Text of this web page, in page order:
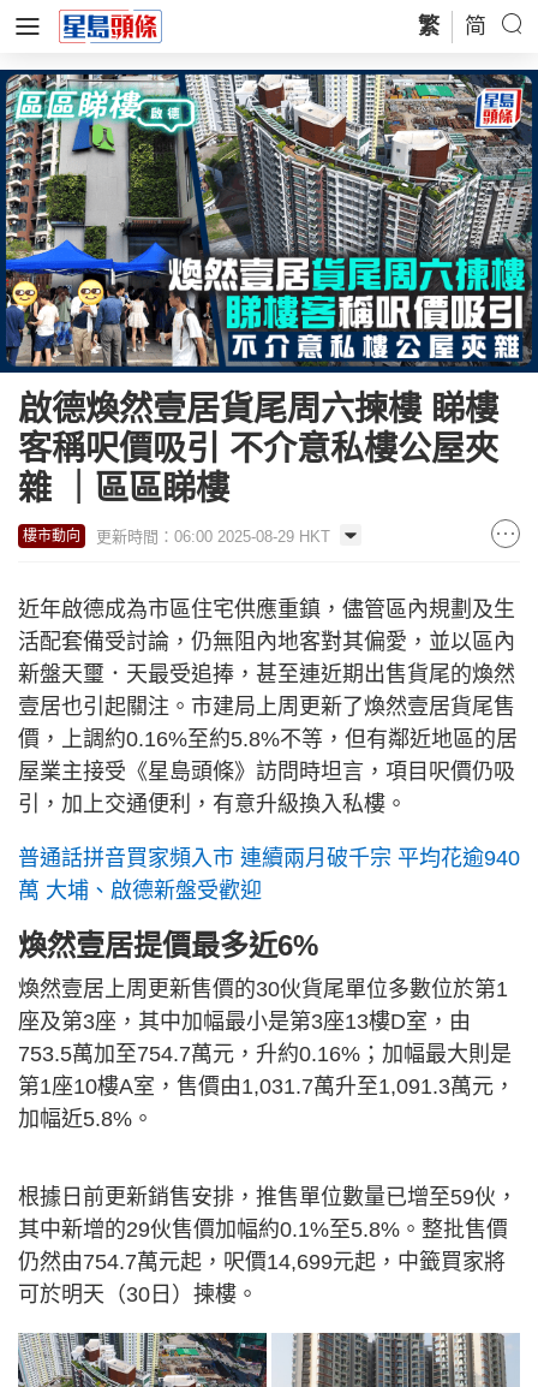
繁 简
啟德煥然壹居貨尾周六揀樓 睇樓
客稱呎價吸引 不介意私樓公屋夾
雜 ｜區區睇樓
樓市動向 更新時間：06:00 2025-08-29 HKT
近年啟德成為市區住宅供應重鎮，儘管區內規劃及生
活配套備受討論，仍無阻內地客對其偏愛，並以區內
新盤天璽．天最受追捧，甚至連近期出售貨尾的煥然
壹居也引起關注。市建局上周更新了煥然壹居貨尾售
價，上調約0.16%至約5.8%不等，但有鄰近地區的居
屋業主接受《星島頭條》訪問時坦言，項目呎價仍吸
引，加上交通便利，有意升級換入私樓。
普通話拼音買家頻入市 連續兩月破千宗 平均花逾940
萬 大埔、啟德新盤受歡迎
煥然壹居提價最多近6%
煥然壹居上周更新售價的30伙貨尾單位多數位於第1
座及第3座，其中加幅最小是第3座13樓D室，由
753.5萬加至754.7萬元，升約0.16%；加幅最大則是
第1座10樓A室，售價由1,031.7萬升至1,091.3萬元，
加幅近5.8%。
根據日前更新銷售安排，推售單位數量已增至59伙，
其中新增的29伙售價加幅約0.1%至5.8%。整批售價
仍然由754.7萬元起，呎價14,699元起，中籤買家將
可於明天（30日）揀樓。